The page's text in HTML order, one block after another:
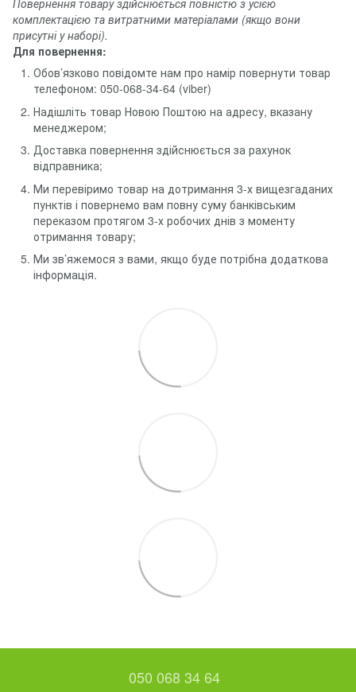
Повернення товару здійснюється повністю з усією
комплектацією та витратними матеріалами (якщо вони
присутні у наборі).
Для повернення:
Обов’язково повідомте нам про намір повернути товар
телефоном: 050-068-34-64 (viber)
Надішліть товар Новою Поштою на адресу, вказану
менеджером;
Доставка повернення здійснюється за рахунок
відправника;
Ми перевіримо товар на дотримання 3-х вищезгаданих
пунктів і повернемо вам повну суму банківським
переказом протягом 3-х робочих днів з моменту
отримання товару;
Ми зв’яжемося з вами, якщо буде потрібна додаткова
інформація.
050 068 34 64